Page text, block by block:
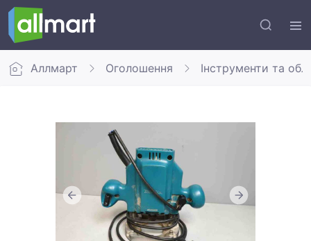
Аллмарт Оголошення Інструменти та